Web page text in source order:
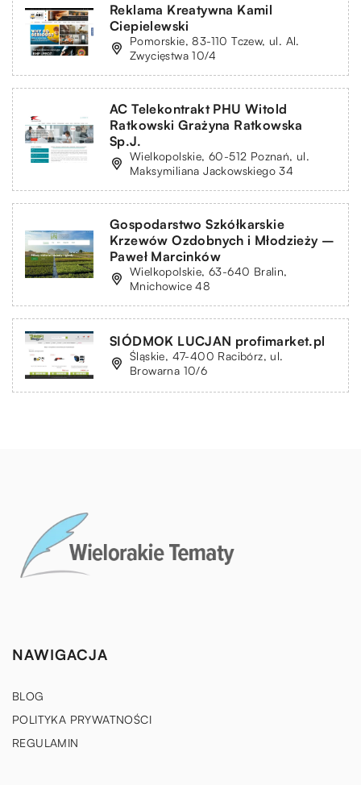
Reklama Kreatywna Kamil
Ciepielewski
Pomorskie, 83-110 Tczew, ul. Al.
Zwycięstwa 10/4
AC Telekontrakt PHU Witold
Ratkowski Grażyna Ratkowska
Sp.J.
Wielkopolskie, 60-512 Poznań, ul.
Maksymiliana Jackowskiego 34
Gospodarstwo Szkółkarskie
Krzewów Ozdobnych i Młodzieży –
Paweł Marcinków
Wielkopolskie, 63-640 Bralin,
Mnichowice 48
SIÓDMOK LUCJAN profimarket.pl
Śląskie, 47-400 Racibórz, ul.
Browarna 10/6
NAWIGACJA
BLOG
POLITYKA PRYWATNOŚCI
REGULAMIN